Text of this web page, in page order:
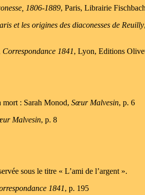
1806-1889, Paris, Librairie
et les origines des diaconesses de Reuilly
Correspondance 1841, Lyon, Editions
mort : Sarah Monod, Sœur Malvesin, p. 6
Malvesin, p. 8
sous le titre « L’ami de l’argent ».
1841, p. 195